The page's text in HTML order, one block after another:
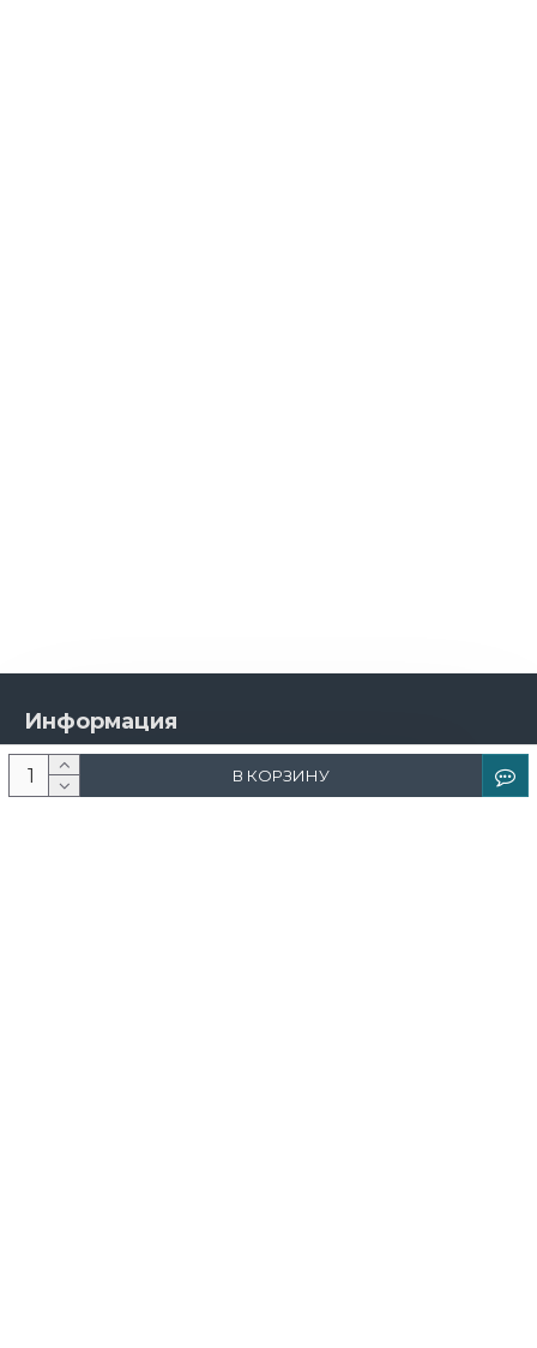
В КОРЗИНУ
Информация
О компании
Новости и акции